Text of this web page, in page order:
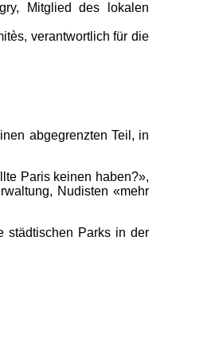
Mitglied des lokalen
verantwortlich für die
abgegrenzten Teil, in
Paris keinen haben?»,
Nudisten «mehr
städtischen Parks in der